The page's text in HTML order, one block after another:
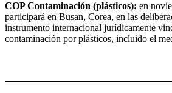
COP Contaminación (plásticos): en
participará en Busan, Corea, en las
instrumento internacional jurídicamente
contaminación por plásticos, incluido el